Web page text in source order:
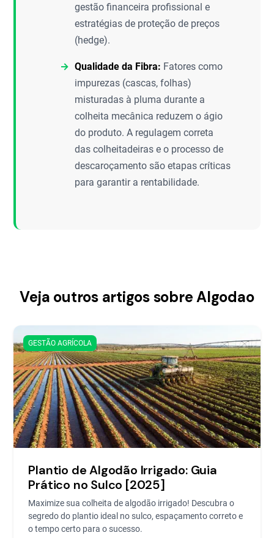
gestão financeira profissional e
estratégias de proteção de preços
(hedge).
Qualidade da Fibra: Fatores como
impurezas (cascas, folhas)
misturadas à pluma durante a
colheita mecânica reduzem o ágio
do produto. A regulagem correta
das colheitadeiras e o processo de
descaroçamento são etapas críticas
para garantir a rentabilidade.
Veja outros artigos sobre Algodao
GESTÃO AGRÍCOLA
Plantio de Algodão Irrigado: Guia
Prático no Sulco [2025]
Maximize sua colheita de algodão irrigado! Descubra o
segredo do plantio ideal no sulco, espaçamento correto e
o tempo certo para o sucesso.